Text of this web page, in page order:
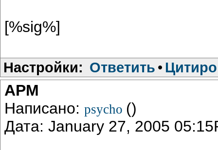
[%sig%]
Настройки: Ответить •
АРМ
Написано: psycho ()
Дата: January 27, 2005